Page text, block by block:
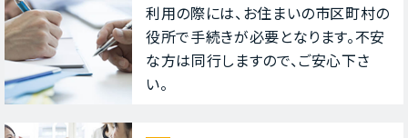
利⽤の際には、お住まいの市区町村の
役所で⼿続きが必要となります。不安
な⽅は同⾏しますので、ご安⼼下さ
い。